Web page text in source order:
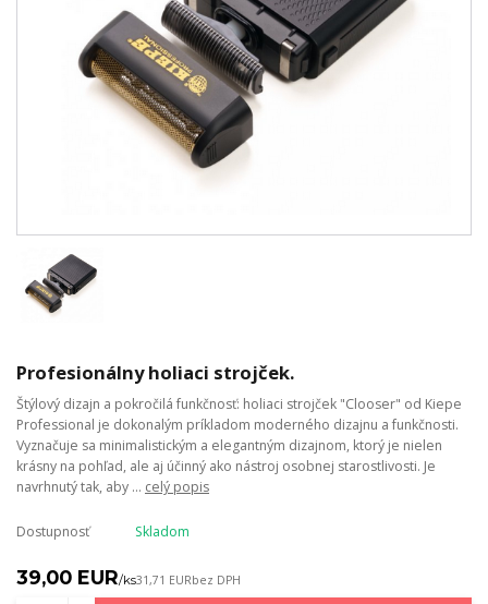
Profesionálny holiaci strojček.
Štýlový dizajn a pokročilá funkčnosť: holiaci strojček "Clooser" od Kiepe
Professional je dokonalým príkladom moderného dizajnu a funkčnosti.
Vyznačuje sa minimalistickým a elegantným dizajnom, ktorý je nielen
krásny na pohľad, ale aj účinný ako nástroj osobnej starostlivosti. Je
navrhnutý tak, aby ... celý popis
Dostupnosť Skladom
39,00 EUR/ks31,71 EURbez DPH